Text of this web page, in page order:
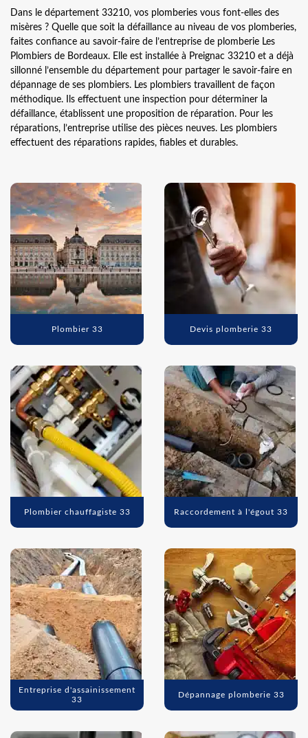
Dans le département 33210, vos plomberies vous font-elles des
misères ? Quelle que soit la défaillance au niveau de vos plomberies,
faites confiance au savoir-faire de l’entreprise de plomberie Les
Plombiers de Bordeaux. Elle est installée à Preignac 33210 et a déjà
sillonné l’ensemble du département pour partager le savoir-faire en
dépannage de ses plombiers. Les plombiers travaillent de façon
méthodique. Ils effectuent une inspection pour déterminer la
défaillance, établissent une proposition de réparation. Pour les
réparations, l’entreprise utilise des pièces neuves. Les plombiers
effectuent des réparations rapides, fiables et durables.
Plombier 33 Devis plomberie 33
Plombier chauffagiste 33 Raccordement à l'égout 33
Entreprise d'assainissement
33
Dépannage plomberie 33